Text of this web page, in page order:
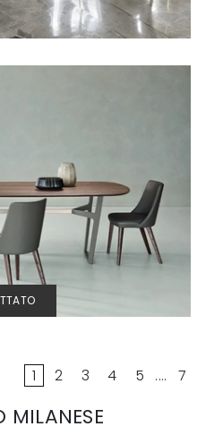
1 2 3 4 5 .... 7
MILANESE